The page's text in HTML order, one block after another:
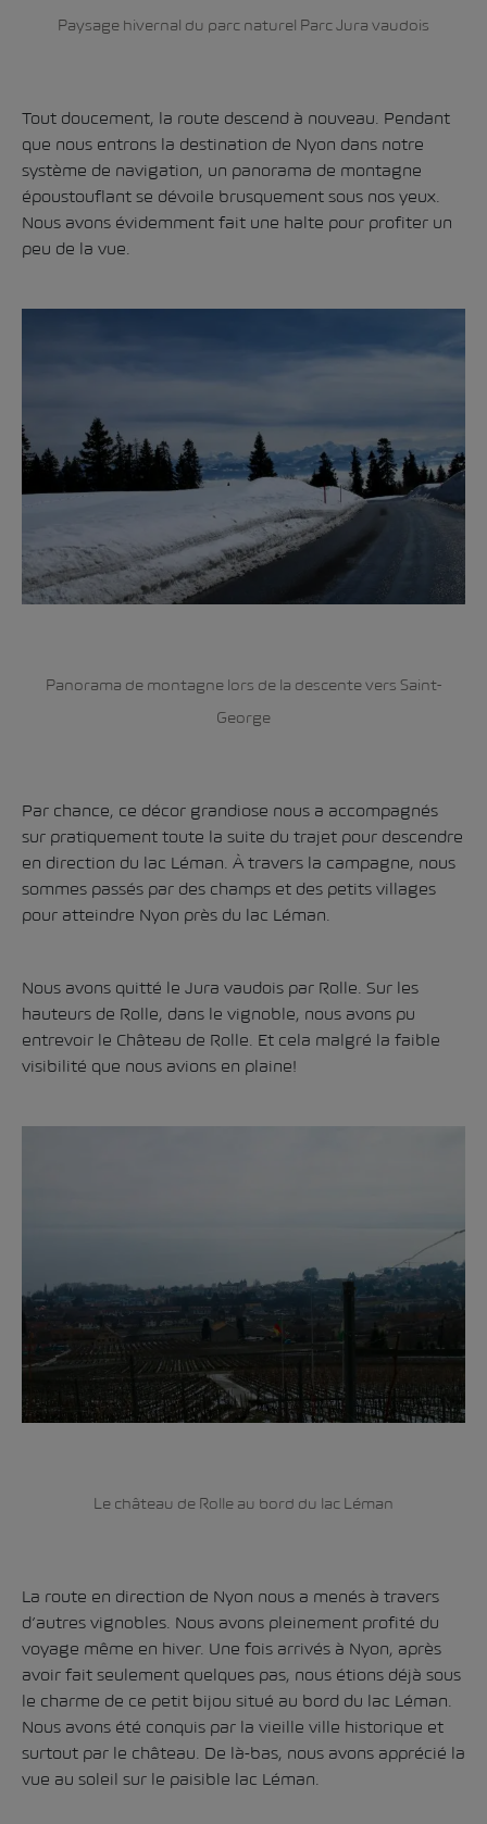
Paysage hivernal du parc naturel Parc Jura vaudois
Tout doucement, la route descend à nouveau. Pendant
que nous entrons la destination de Nyon dans notre
système de navigation, un panorama de montagne
époustouflant se dévoile brusquement sous nos yeux.
Nous avons évidemment fait une halte pour profiter un
peu de la vue.
Panorama de montagne lors de la descente vers Saint-
George
Par chance, ce décor grandiose nous a accompagnés
sur pratiquement toute la suite du trajet pour descendre
en direction du lac Léman. À travers la campagne, nous
sommes passés par des champs et des petits villages
pour atteindre Nyon près du lac Léman.
Nous avons quitté le Jura vaudois par Rolle. Sur les
hauteurs de Rolle, dans le vignoble, nous avons pu
entrevoir le Château de Rolle. Et cela malgré la faible
visibilité que nous avions en plaine!
Le château de Rolle au bord du lac Léman
La route en direction de Nyon nous a menés à travers
d’autres vignobles. Nous avons pleinement profité du
voyage même en hiver. Une fois arrivés à Nyon, après
avoir fait seulement quelques pas, nous étions déjà sous
le charme de ce petit bijou situé au bord du lac Léman.
Nous avons été conquis par la vieille ville historique et
surtout par le château. De là-bas, nous avons apprécié la
vue au soleil sur le paisible lac Léman.